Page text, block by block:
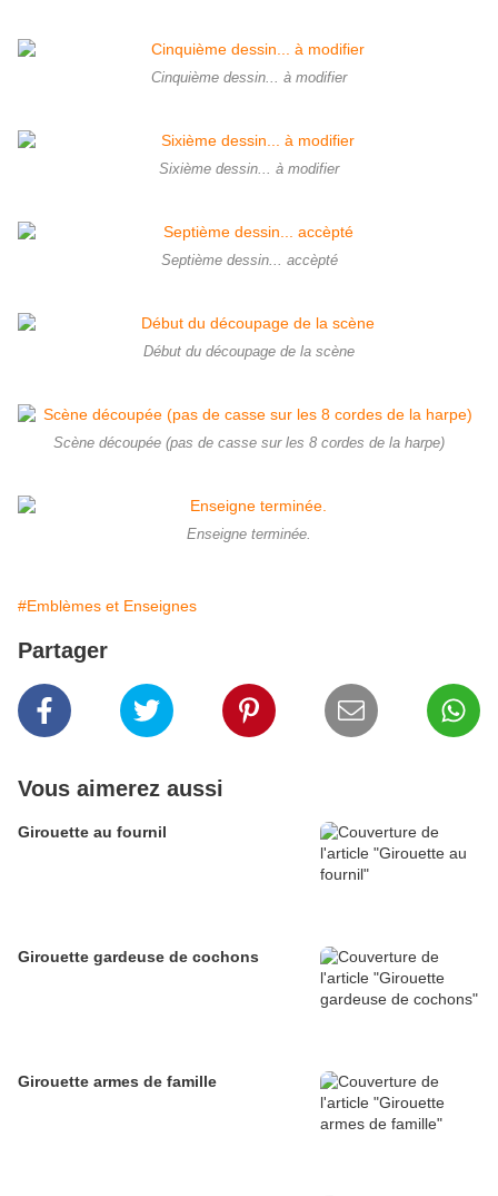
Cinquième dessin... à modifier
Sixième dessin... à modifier
Septième dessin... accèpté
Début du découpage de la scène
Scène découpée (pas de casse sur les 8 cordes de la harpe)
Enseigne terminée.
#Emblèmes et Enseignes
Partager
Vous aimerez aussi
Girouette au fournil
Girouette gardeuse de cochons
Girouette armes de famille